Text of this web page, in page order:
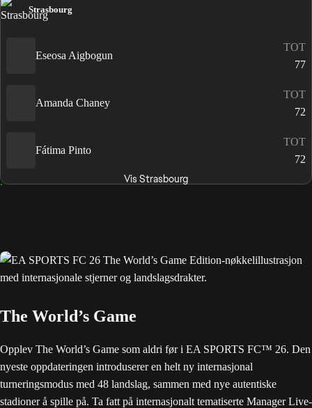
Strasbourg
Eseosa Aigbogun
TOT
77
Amanda Chaney
TOT
72
Fátima Pinto
TOT
72
Vis Strasbourg
The World’s Game
Opplev The World’s Game som aldri før i EA SPORTS FC™ 26. Den
nyeste oppdateringen introduserer en helt ny internasjonal
turneringsmodus med 48 landslag, sammen med nye autentiske
stadioner å spille på. Ta fatt på internasjonalt tematiserte Manager Live-